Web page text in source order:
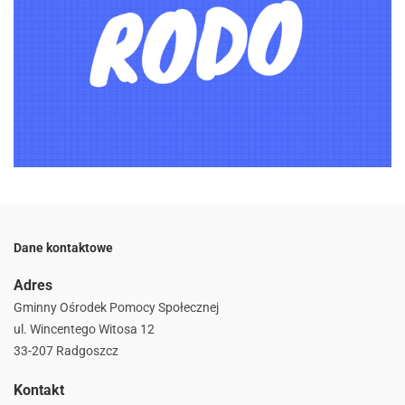
Dane kontaktowe
Adres
Gminny Ośrodek Pomocy Społecznej
ul. Wincentego Witosa 12
33-207 Radgoszcz
Kontakt